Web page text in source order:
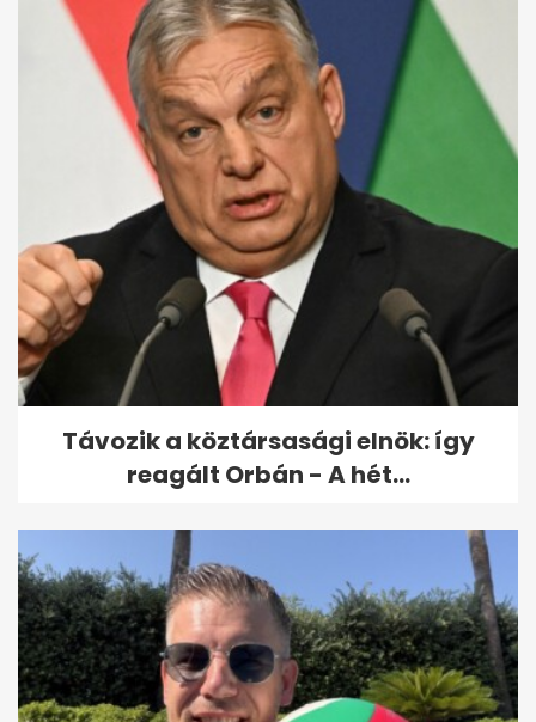
Ezért lesz Magyarország két
napig Európa fókuszában
Távozik a köztársasági elnök: így
reagált Orbán - A hét...